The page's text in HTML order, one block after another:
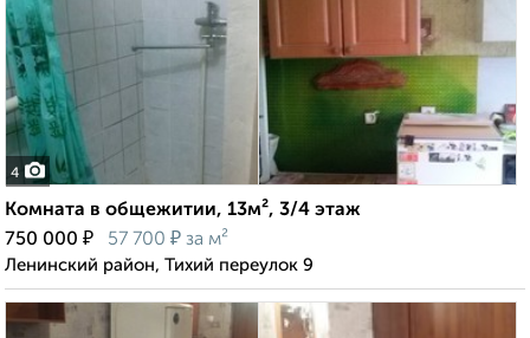
4
Комната в общежитии, 13м², 3/4 этаж
750 000 ₽ 57 700 ₽ за м²
Ленинский район, Тихий переулок 9